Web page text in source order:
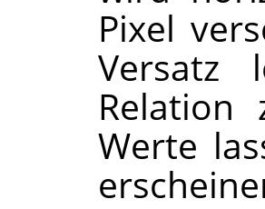
Pixel
Werte